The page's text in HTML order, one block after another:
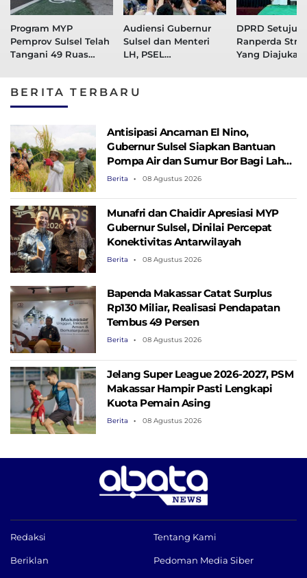
Program MYP
Pemprov Sulsel Telah
Tangani 49 Ruas
Audiensi Gubernur
Sulsel dan Menteri
LH, PSEL
Ulang
DPRD Setujui
Ranperda
Yang Diajukan
BERITA TERBARU
Antisipasi Ancaman El Nino,
Gubernur Sulsel Siapkan Bantuan
Pompa Air dan Sumur Bor Bagi Lahan
Pertanian
Berita 08 Agustus 2026
Munafri dan Chaidir Apresiasi MYP
Gubernur Sulsel, Dinilai Percepat
Konektivitas Antarwilayah
Berita 08 Agustus 2026
Bapenda Makassar Catat Surplus
Rp130 ​​Miliar, Realisasi Pendapatan
Tembus 49 Persen
Berita 08 Agustus 2026
Jelang Super League 2026-2027, PSM
Makassar Hampir Pasti Lengkapi
Kuota Pemain Asing
Berita 08 Agustus 2026
Redaksi Tentang Kami
Beriklan Pedoman Media Siber